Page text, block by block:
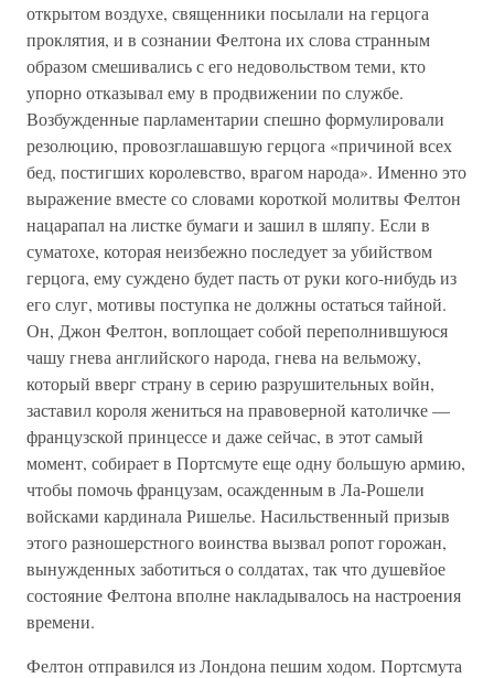
открытом воздухе, священники посылали на герцога
проклятия, и в сознании Фелтона их слова странным
образом смешивались с его недовольством теми, кто
упорно отказывал ему в продвижении по службе.
Возбужденные парламентарии спешно формулировали
резолюцию, провозглашавшую герцога «причиной всех
бед, постигших королевство, врагом народа». Именно это
выражение вместе со словами короткой молитвы Фелтон
нацарапал на листке бумаги и зашил в шляпу. Если в
суматохе, которая неизбежно последует за убийством
герцога, ему суждено будет пасть от руки кого-нибудь из
его слуг, мотивы поступка не должны остаться тайной.
Он, Джон Фелтон, воплощает собой переполнившуюся
чашу гнева английского народа, гнева на вельможу,
который вверг страну в серию разрушительных войн,
заставил короля жениться на правоверной католичке —
французской принцессе и даже сейчас, в этот самый
момент, собирает в Портсмуте еще одну большую армию,
чтобы помочь французам, осажденным в Ла-Рошели
войсками кардинала Ришелье. Насильственный призыв
этого разношерстного воинства вызвал ропот горожан,
вынужденных заботиться о солдатах, так что душевйое
состояние Фелтона вполне накладывалось на настроения
времени.
Фелтон отправился из Лондона пешим ходом. Портсмута